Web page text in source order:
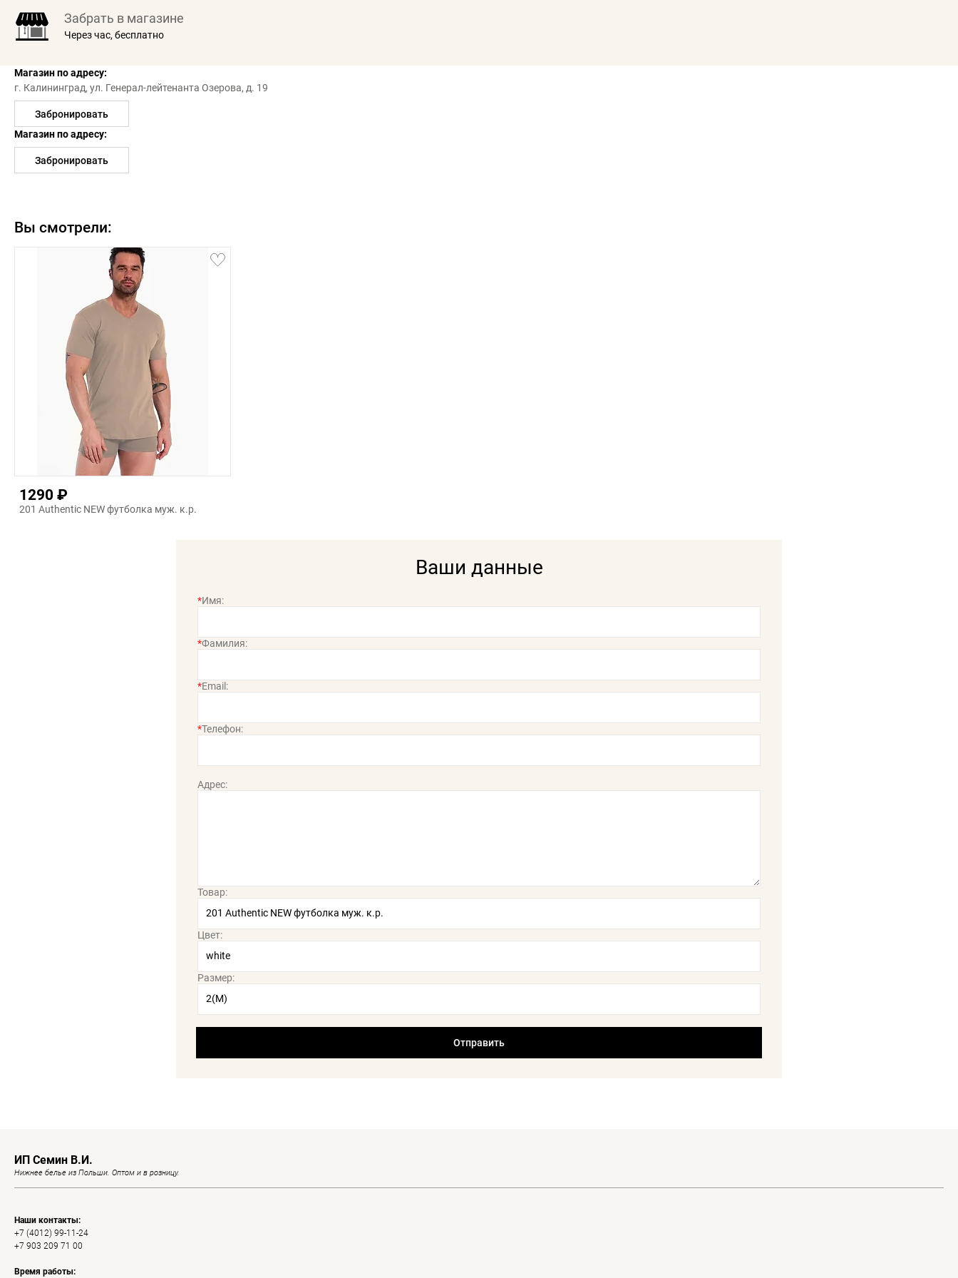
Забрать в магазине
Через час, бесплатно
Магазин по адресу:
г. Калининград, ул. Генерал-лейтенанта Озерова, д. 19
Забронировать
Магазин по адресу:
Забронировать
Вы смотрели:
1290 ₽
201 Authentic NEW футболка муж. к.р.
Ваши данные
*Имя:
*Фамилия:
*Email:
*Телефон:
Адрес:
Товар:
Цвет:
Размер:
ИП Семин В.И.
Нижнее белье из Польши. Оптом и в розницу.
Наши контакты:
+7 (4012) 99-11-24
+7 903 209 71 00
Время работы: